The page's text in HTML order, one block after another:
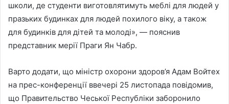
школи, де студенти виготовлятимуть меблі для людей у ​​
празьких будинках для людей похилого віку, а також
для будинків для дітей та молоді», — пояснив
представник мерії Праги Ян Чабр.
Варто додати, що міністр охорони здоров’я Адам Войтех
на прес-конференції ввечері 25 листопада повідомив,
що Правительство Чеської Республіки заборонило